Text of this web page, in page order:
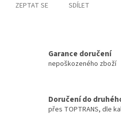
ZEPTAT SE SDÍLET
Garance doručení
nepoškozeného zboží
Doručení do
přes TOPTRANS, dle